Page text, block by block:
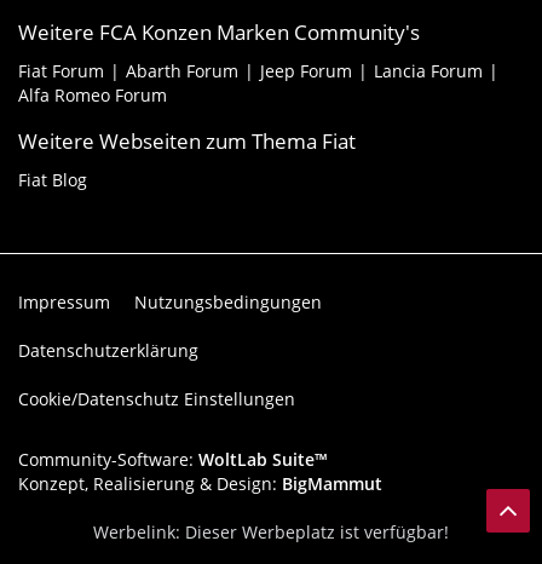
Weitere FCA Konzen Marken Community's
Fiat Forum Abarth Forum Jeep Forum
Lancia Forum
Alfa Romeo Forum
Weitere Webseiten zum Thema Fiat
Fiat Blog
Impressum Nutzungsbedingungen
Datenschutzerklärung
Cookie/Datenschutz Einstellungen
Community-Software: WoltLab Suite™
Konzept, Realisierung & Design: BigMammut
Werbelink: Dieser Werbeplatz ist verfügbar!